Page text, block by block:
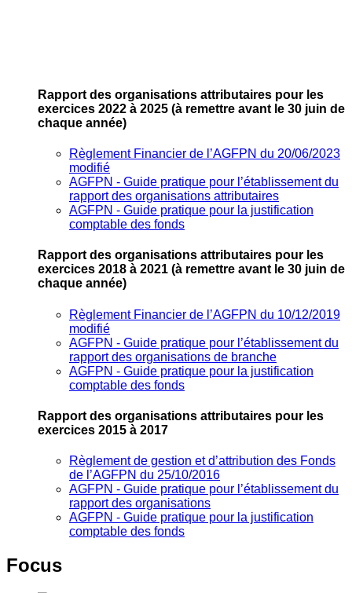
Rapport des organisations attributaires pour les
exercices 2022 à 2025 (à remettre avant le 30 juin de
chaque année)
Règlement Financier de l’AGFPN du 20/06/2023
modifié
AGFPN ‐ Guide pratique pour l’établissement du
rapport des organisations attributaires
AGFPN ‐ Guide pratique pour la justification
comptable des fonds
Rapport des organisations attributaires pour les
exercices 2018 à 2021 (à remettre avant le 30 juin de
chaque année)
Règlement Financier de l’AGFPN du 10/12/2019
modifié
AGFPN ‐ Guide pratique pour l’établissement du
rapport des organisations de branche
AGFPN ‐ Guide pratique pour la justification
comptable des fonds
Rapport des organisations attributaires pour les
exercices 2015 à 2017
Règlement de gestion et d’attribution des Fonds
de l’AGFPN du 25/10/2016
AGFPN ‐ Guide pratique pour l’établissement du
rapport des organisations
AGFPN ‐ Guide pratique pour la justification
comptable des fonds
Focus